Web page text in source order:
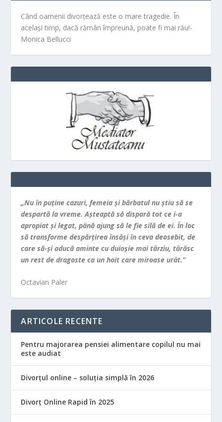
Când oamenii divorțează este o mare tragedie. În
același timp, dacă rămân împreună, poate fi mai rău!-
Monica Bellucci
„Nu în puţine cazuri, femeia şi bărbatul nu ştiu să se
despartă la vreme. Aşteaptă să dispară tot ce i-a
apropiat şi legat, până ajung să le fie silă de ei. În loc
să transforme despărţirea însăşi în ceva deosebit, de
care să-şi aducă aminte cu duioşie mai târziu, târăsc
un rest de dragoste ca un hoit care miroase urât.”
Octavian Paler
ARTICOLE RECENTE
Pentru majorarea pensiei alimentare copilul nu mai
este audiat
Divorțul online – soluția simplă în 2026
Divorț Online Rapid în 2025